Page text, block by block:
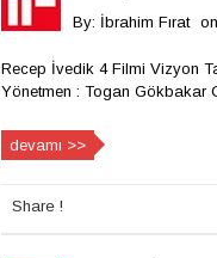
By: İbrahim Fırat on
Recep İvedik 4 Filmi Vizyon
Yönetmen : Togan Gökbakar
devamı >>
Share !